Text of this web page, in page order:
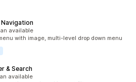
available
with image, multi-level drop down menu
& Search
available